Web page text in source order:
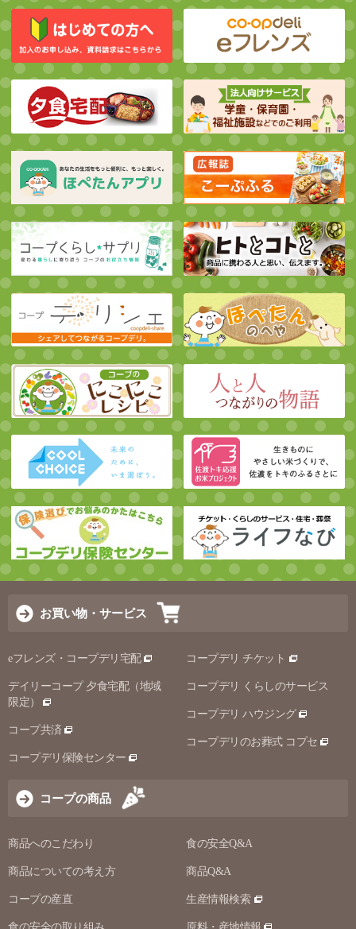
お買い物・サービス
eフレンズ・コープデリ宅配
デイリーコープ 夕食宅配（地域
限定）
コープ共済
コープデリ保険センター
コープデリ チケット
コープデリ くらしのサービス
コープデリ ハウジング
コープデリのお葬式 コプセ
コープの商品
商品へのこだわり
商品についての考え方
コープの産直
食の安全Q&A
商品Q&A
生産情報検索